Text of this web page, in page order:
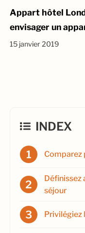
Appart hôtel
envisager un
15 janvier 2019
INDEX
Comparez
Définissez
séjour
Privilégiez